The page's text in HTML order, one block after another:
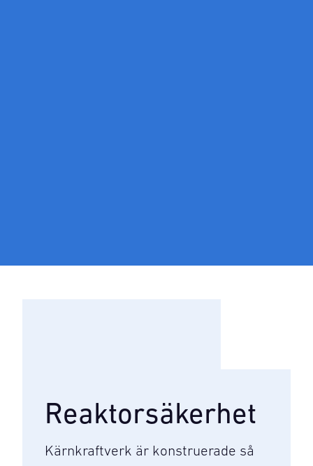
Reaktorsäkerhet
Kärnkraftverk är konstruerade så